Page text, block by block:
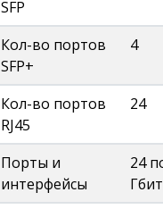
SFP
Кол-во портов
SFP+
4
Кол-во портов
RJ45
24
Порты и
интерфейсы
24